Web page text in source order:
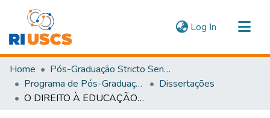
Log In (current)
Communities & Collections
Navigate
Statistics
Home
Pós-Graduação Stricto Sensu
Programa de Pós-Graduação em Educação
Dissertações
O DIREITO À EDUCAÇÃO NAS ORIENTAÇÕES CURRICULARES DE SÃO CAETANO DO SUL: A PERCEPÇÃO DOS PROFESSORES